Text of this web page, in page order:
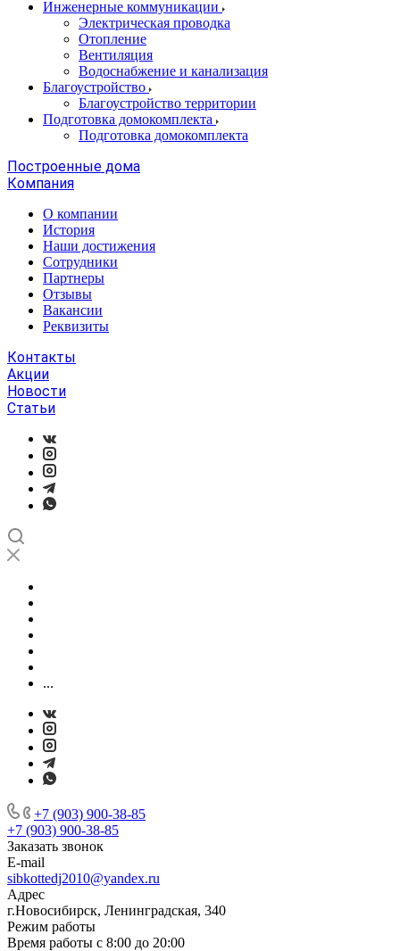
Инженерные коммуникации
Электрическая проводка
Отопление
Вентиляция
Водоснабжение и канализация
Благоустройство
Благоустройство территории
Подготовка домокомплекта
Подготовка домокомплекта
Построенные дома
Компания
О компании
История
Наши достижения
Сотрудники
Партнеры
Отзывы
Вакансии
Реквизиты
Контакты
Акции
Новости
Статьи
...
+7 (903) 900-38-85
+7 (903) 900-38-85
Заказать звонок
E-mail
sibkottedj2010@yandex.ru
Адрес
г.Новосибирск, Ленинградская, 340
Режим работы
Время работы с 8:00 до 20:00